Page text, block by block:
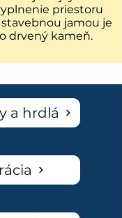
priestoru
jamou je
drvený kameň.
a hrdlá